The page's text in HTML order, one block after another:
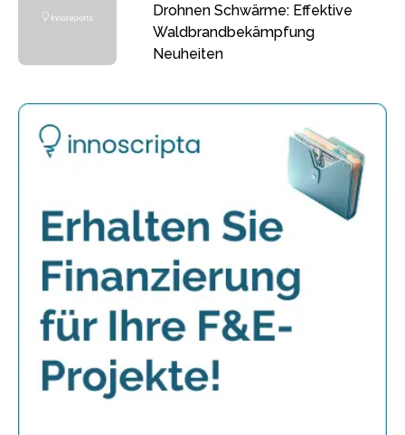
Drohnen Schwärme: Effektive
Waldbrandbekämpfung
Neuheiten